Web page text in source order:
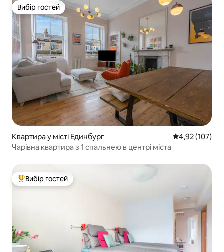
Вибір гостей
Вибір гостей
Квартира у місті Единбург Середня
4,92 (107)
Чарівна квартира з 1 спальнею в центрі міста
Топ вибір гостей
Вибір гостей